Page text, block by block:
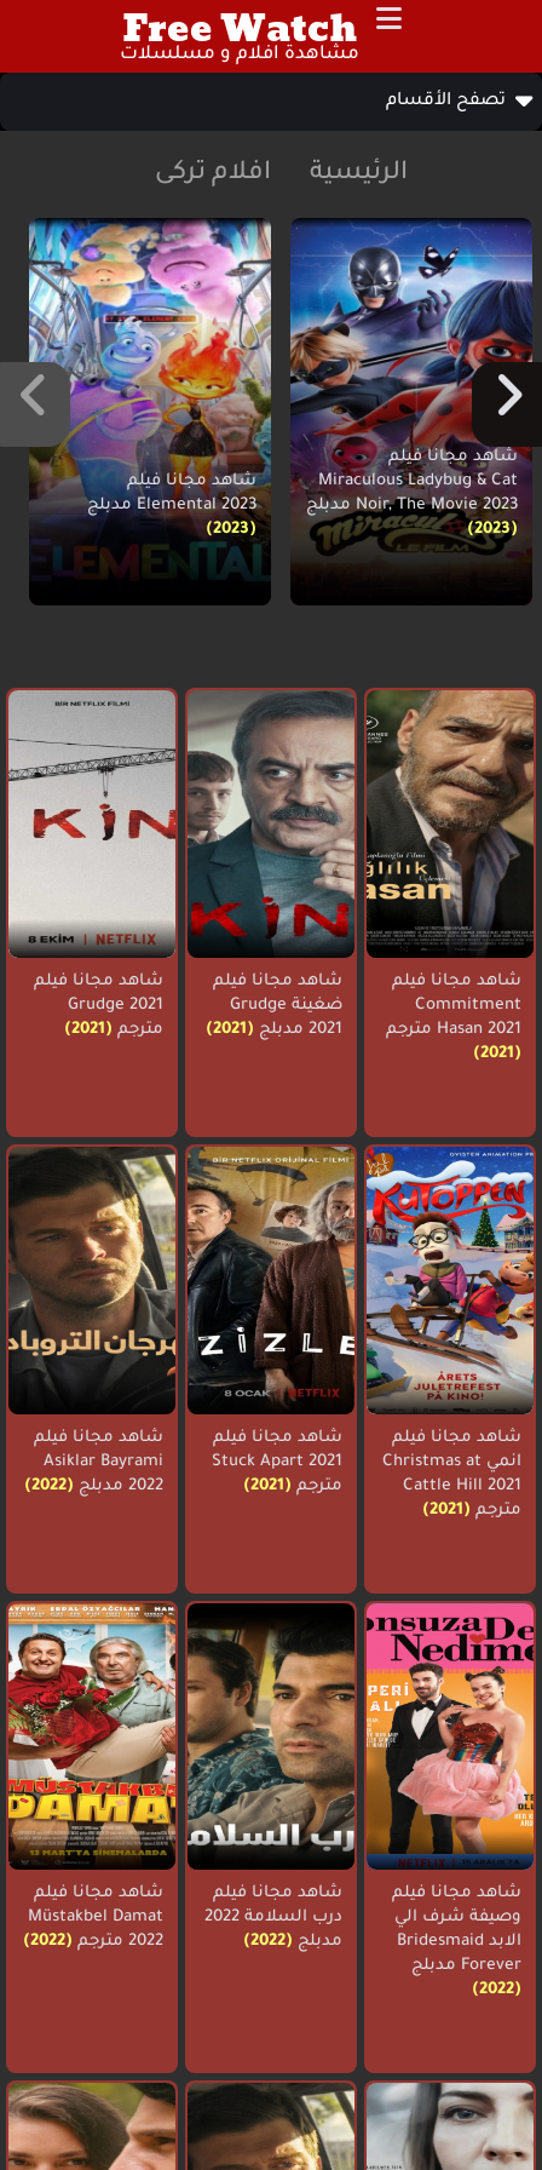
Free Watch
مشاهدة افلام و مسلسلات
تصفح الأقسام
الرئيسية افلام تركى
شاهد مجانا فيلم
Miraculous Ladybug & Cat
Noir, The Movie 2023 مدبلج
(2023)
شاهد مجانا فيلم
Elemental 2023 مدبلج
(2023)
شاهد مجانا فيلم
Commitment
Hasan 2021 مترجم
(2021)
شاهد مجانا فيلم
ضغينة Grudge
2021 مدبلج
(2021)
شاهد مجانا فيلم
Grudge 2021
مترجم (2021)
شاهد مجانا فيلم
انمي Christmas at
Cattle Hill 2021
مترجم (2021)
شاهد مجانا فيلم
Stuck Apart 2021
مترجم (2021)
شاهد مجانا فيلم
Asiklar Bayrami
2022 مدبلج
(2022)
شاهد مجانا فيلم
وصيفة شرف الي
الابد Bridesmaid
Forever مدبلج
(2022)
شاهد مجانا فيلم
درب السلامة 2022
مدبلج (2022)
شاهد مجانا فيلم
Müstakbel Damat
2022 مترجم
(2022)